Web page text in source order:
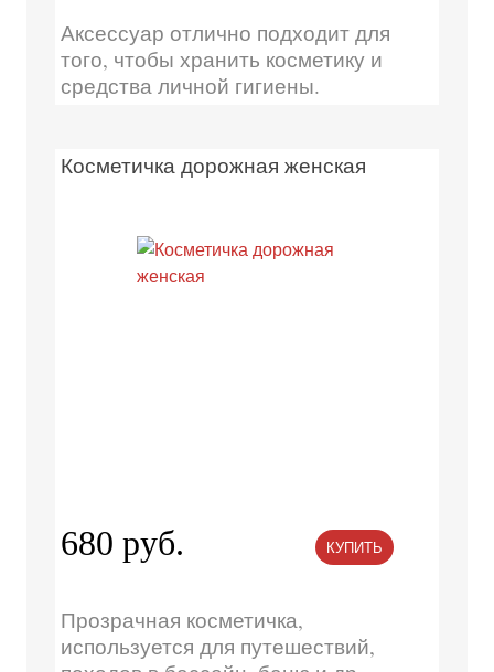
Аксессуар отлично подходит для
того, чтобы хранить косметику и
средства личной гигиены.
Косметичка дорожная женская
680 руб. КУПИТЬ
Прозрачная косметичка,
используется для путешествий,